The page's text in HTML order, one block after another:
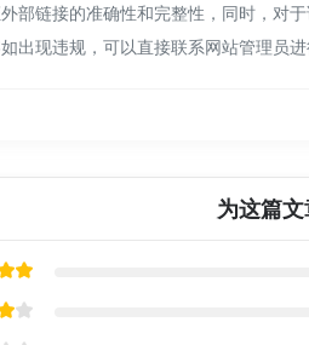
部链接的准确性和完整性，同时，
出现违规，可以直接联系网站管理员进
为这篇